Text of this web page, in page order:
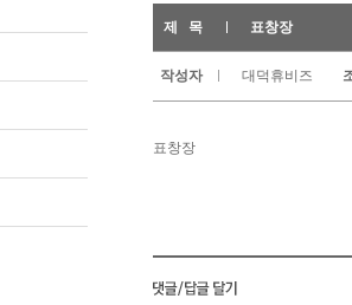
제 목 표창장
작성자 대덕휴비즈
표창장